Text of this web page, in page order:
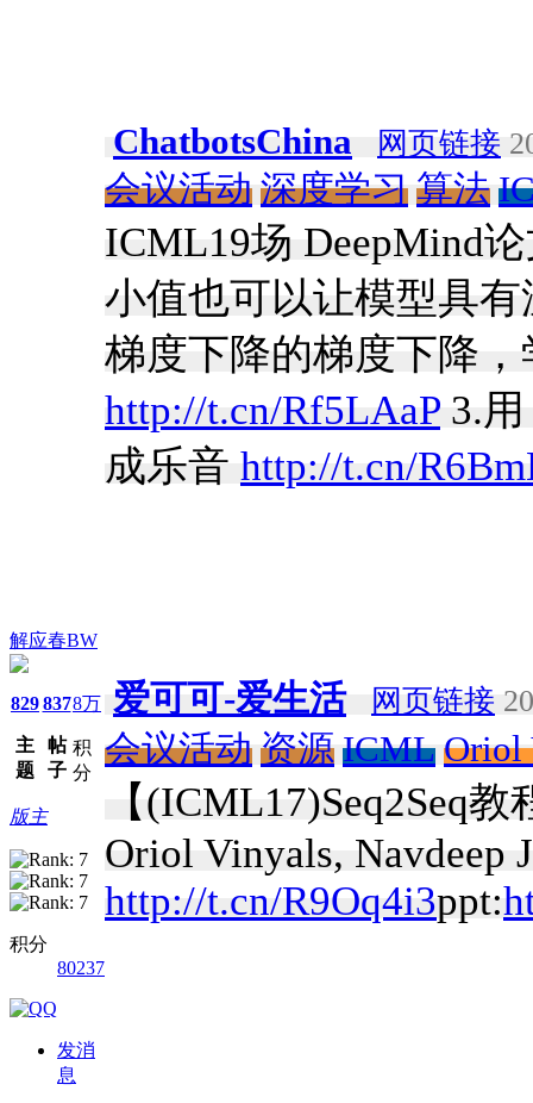
解应春BW
829
主
题
837
帖
子
8万
积
分
版主
积分
80237
发消
息
ChatbotsChina 网页链接
会议活动 深度学习 算法
ICML19场 DeepMind
小值也可以让模型具
梯度下降的梯度下降
http://t.cn/Rf5LAaP 3.
成乐音 http://t.cn/
爱可可-爱生活 网页链接
会议活动 资源 ICML Oriol
【(ICML17)Seq2Seq
Oriol Vinyals, Navdeep
http://t.cn/R9Oq4i3ppt: